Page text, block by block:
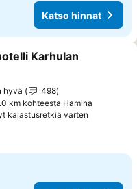
Katso hinnat
suosikkeihin
Karhulan
hyvä
498
km kohteesta Hamina
kalastusretkiä varten